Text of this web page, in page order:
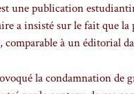
une publication
a insisté sur le fait que
comparable à un éditorial
la condamnation de